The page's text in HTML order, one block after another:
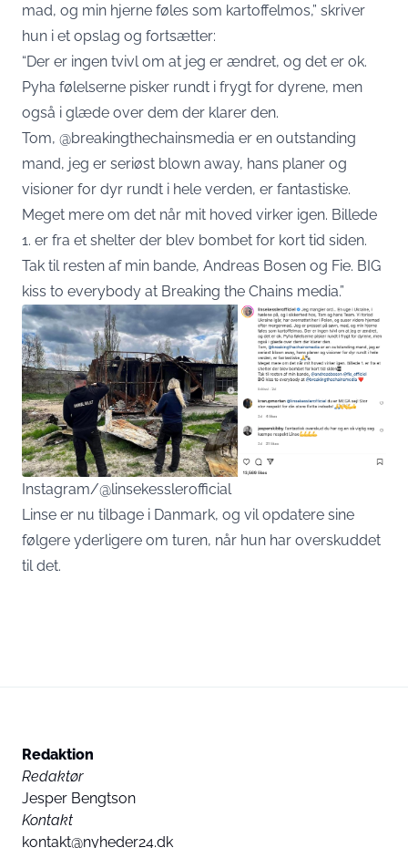
mad, og min hjerne føles som kartoffelmos,” skriver
hun i et opslag og fortsætter:
“Der er ingen tvivl om at jeg er ændret, og det er ok.
Pyha følelserne pisker rundt i frygt for dyrene, men
også i glæde over dem der klarer den.
Tom, @breakingthechainsmedia er en outstanding
mand, jeg er seriøst blown away, hans planer og
visioner for dyr rundt i hele verden, er fantastiske.
Meget mere om det når mit hoved virker igen. Billede
1. er fra et shelter der blev bombet for kort tid siden.
Tak til resten af min bande, Andreas Bosen og Fie. BIG
kiss to everybody at Breaking the Chains media.”
Instagram/@linsekesslerofficial
Linse er nu tilbage i Danmark, og vil opdatere sine
følgere yderligere om turen, når hun har overskuddet
til det.
Redaktion
Redaktør
Jesper Bengtson
Kontakt
kontakt@nyheder24.dk